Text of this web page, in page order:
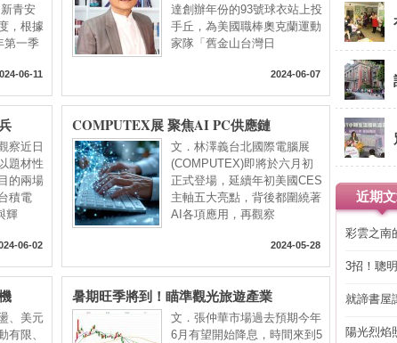
青安
，根據
第一季
06-11
達創辦年份的93號球衣站上投
手丘，為美國職棒奧克蘭運動
家隊「舊金山台灣日
2024-06-07
察近日
題材性
的兩場
積電
輝
06-02
COMPUTEX展 聚焦AI PC供應鏈
文．林澤義台北國際電腦展
(COMPUTEX)即將於六月初
正式登場，延續年初美國CES
主軸五大亮點，背後都圍繞著
AI各項應用，再觀察
2024-05-28
、美元
有限、
暑期旺季將到！瞄準觀光旅遊產業
文．張仲華市場過去預期今年
6月有望開始降息，時間來到5
近期
彩雲之南
3招！聰
就諦書屋
陽光烈焰